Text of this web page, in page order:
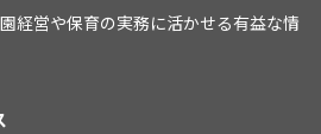
経営や保育の実務に活かせる有益な情